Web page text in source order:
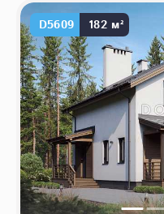
D5609 182 м²